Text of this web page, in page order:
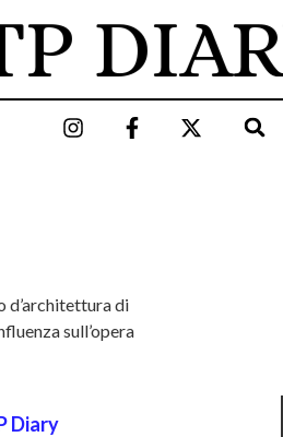
d’architettura di
sull’opera
Diary